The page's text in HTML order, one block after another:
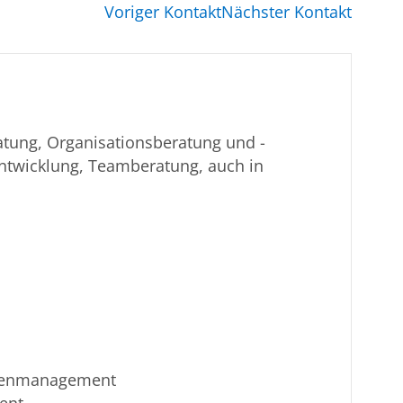
Voriger KontaktNächster Kontakt
Organisationsberatung und -
Teamberatung, auch in